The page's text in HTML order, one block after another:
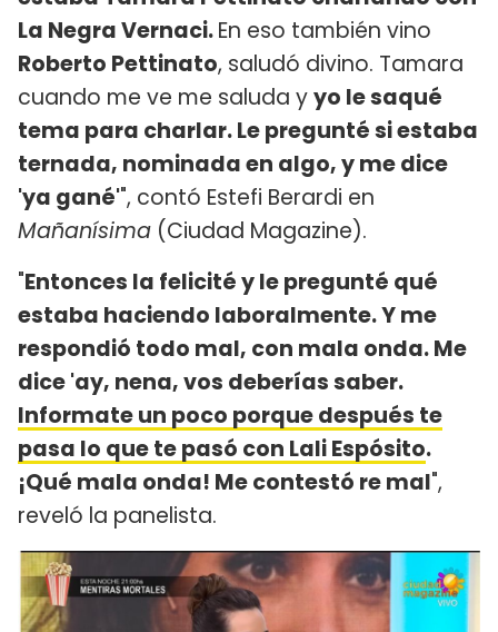
La Negra Vernaci.En eso también vino
Roberto Pettinato, saludó divino. Tamara
cuando me ve me saluda yyo le saqué
tema para charlar. Le pregunté si estaba
ternada, nominada en algo, y me dice
'ya gané'", contó Estefi Berardi en
Mañanísima (Ciudad Magazine).
"Entonces la felicité y le pregunté qué
estaba haciendo laboralmente. Y me
respondió todo mal, con mala onda. Me
dice 'ay, nena, vos deberías saber.
Informate un poco porque después te
pasa lo que te pasó con Lali Espósito.
¡Qué mala onda! Me contestó re mal",
reveló la panelista.